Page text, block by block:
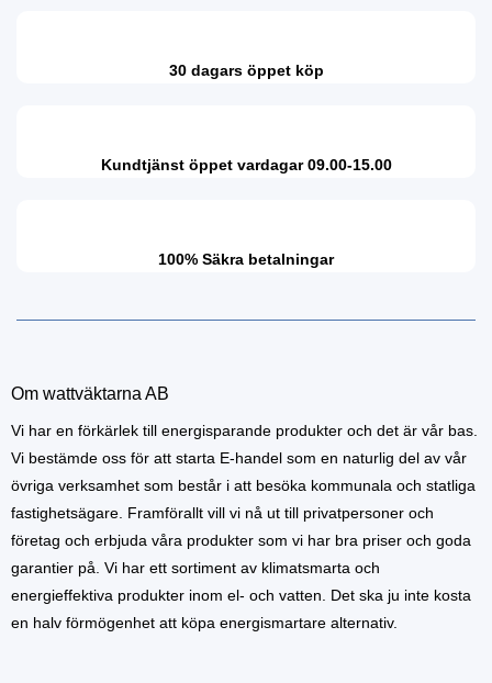
30 dagars öppet köp
Kundtjänst öppet vardagar 09.00-15.00
100% Säkra betalningar
Om wattväktarna AB
Vi har en förkärlek till energisparande produkter och det är vår bas.
Vi bestämde oss för att starta E-handel som en naturlig del av vår
övriga verksamhet som består i att besöka kommunala och statliga
fastighetsägare. Framförallt vill vi nå ut till privatpersoner och
företag och erbjuda våra produkter som vi har bra priser och goda
garantier på. Vi har ett sortiment av klimatsmarta och
energieffektiva produkter inom el- och vatten. Det ska ju inte kosta
en halv förmögenhet att köpa energismartare alternativ.